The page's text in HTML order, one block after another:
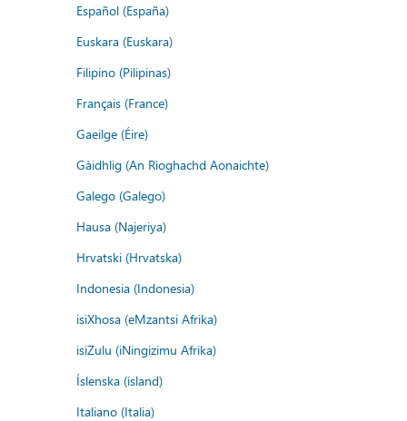
Español (España)
Euskara (Euskara)
Filipino (Pilipinas)
Français (France)
Gaeilge (Éire)
Gàidhlig (An Rìoghachd Aonaichte)
Galego (Galego)
Hausa (Najeriya)
Hrvatski (Hrvatska)
Indonesia (Indonesia)
isiXhosa (eMzantsi Afrika)
isiZulu (iNingizimu Afrika)
Íslenska (ísland)
Italiano (Italia)